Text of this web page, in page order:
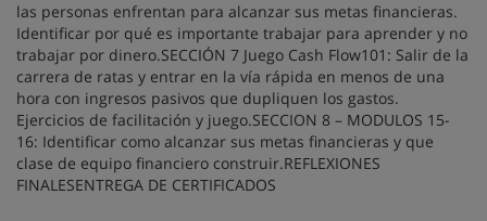
las personas enfrentan para alcanzar sus metas financieras.
Identificar por qué es importante trabajar para aprender y no
trabajar por dinero.SECCIÓN 7 Juego Cash Flow101: Salir de la
carrera de ratas y entrar en la vía rápida en menos de una
hora con ingresos pasivos que dupliquen los gastos.
Ejercicios de facilitación y juego.SECCION 8 – MODULOS 15-
16: Identificar como alcanzar sus metas financieras y que
clase de equipo financiero construir.REFLEXIONES
FINALESENTREGA DE CERTIFICADOS